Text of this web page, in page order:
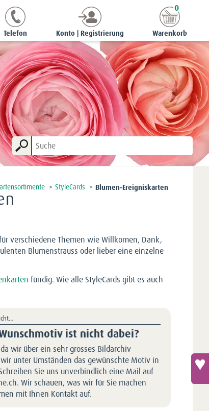
Telefon Konto | Registrierung Warenkorb
0
StyleCards Blumen-Ereigniskarten
verschiedene Themen wie Willkomen, Dank,
Blumenstrauss oder lieber eine einzelne
fündig. Wie alle StyleCards gibt es auch
ist nicht dabei?
wir über ein sehr grosses Bildarchiv
unter Umständen das gewünschte Motiv in
Sie uns unverbindlich eine Mail auf
Wir schauen, was wir für Sie machen
mit Ihnen Kontakt auf.